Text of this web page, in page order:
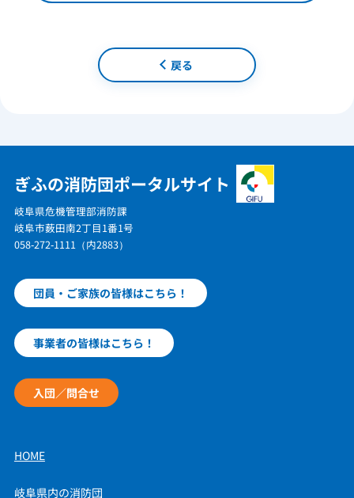
戻る
ぎふの消防団ポータルサイト
岐阜県危機管理部消防課
岐阜市薮田南2丁目1番1号
058-272-1111（内2883）
団員・ご家族の皆様はこちら！
事業者の皆様はこちら！
入団／問合せ
HOME
岐阜県内の消防団